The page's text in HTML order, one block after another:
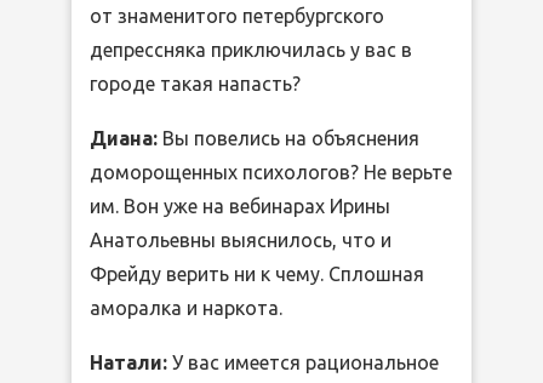
от знаменитого петербургского
депрессняка приключилась у вас в
городе такая напасть?
Диана: Вы повелись на объяснения
доморощенных психологов? Не верьте
им. Вон уже на вебинарах Ирины
Анатольевны выяснилось, что и
Фрейду верить ни к чему. Сплошная
аморалка и наркота.
Натали: У вас имеется рациональное